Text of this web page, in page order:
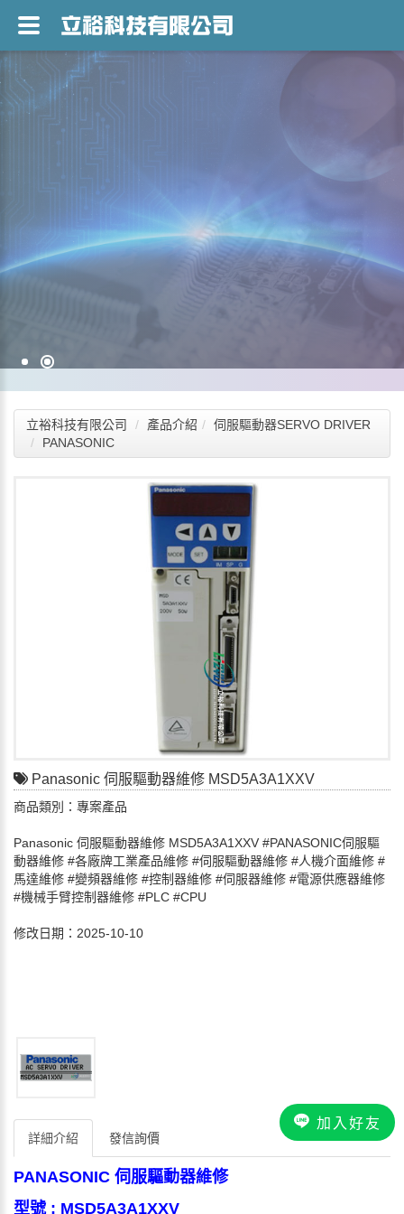
加入好友
立裕科技有限公司 產品介紹
伺服驅動器SERVO DRIVER
PANASONIC
Panasonic 伺服驅動器維修 MSD5A3A1XXV
商品類別：專案產品
Panasonic 伺服驅動器維修 MSD5A3A1XXV #PANASONIC伺服驅
動器維修 #各廠牌工業產品維修 #伺服驅動器維修 #人機介面維修 #
馬達維修 #變頻器維修 #控制器維修 #伺服器維修 #電源供應器維修
#機械手臂控制器維修 #PLC #CPU
修改日期：2025-10-10
詳細介紹 發信詢價
PANASONIC 伺服驅動器維修
型號 : MSD5A3A1XXV